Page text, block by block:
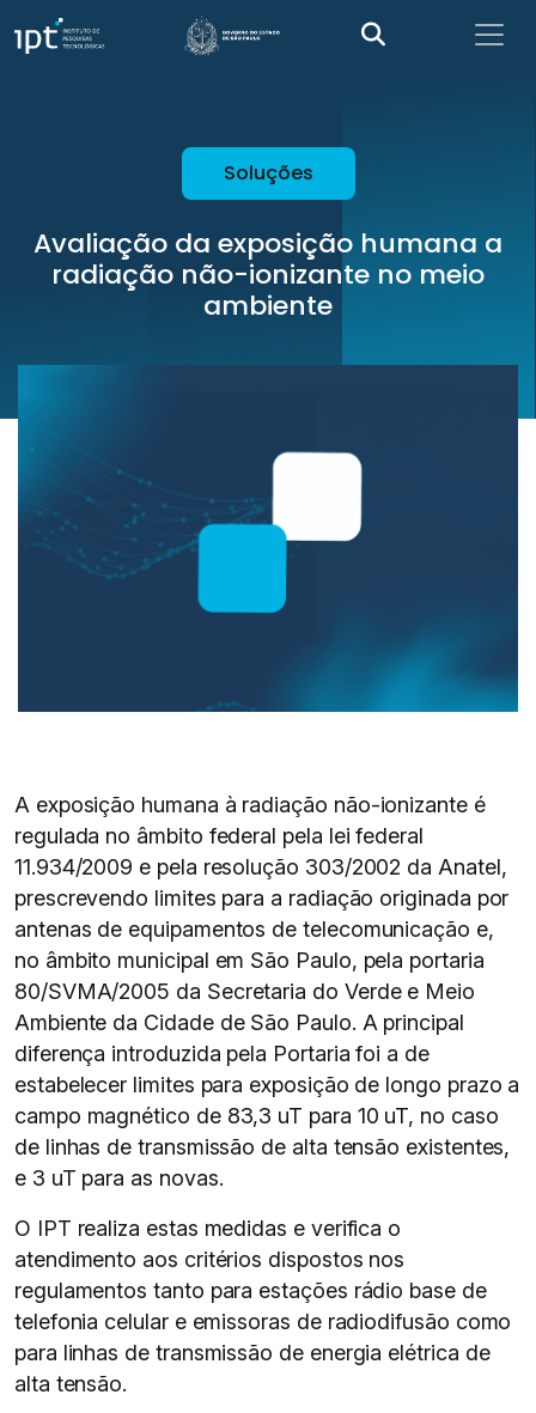
Soluções
Avaliação da exposição humana a
radiação não-ionizante no meio
ambiente
A exposição humana à radiação não-ionizante é
regulada no âmbito federal pela lei federal
11.934/2009 e pela resolução 303/2002 da Anatel,
prescrevendo limites para a radiação originada por
antenas de equipamentos de telecomunicação e,
no âmbito municipal em São Paulo, pela portaria
80/SVMA/2005 da Secretaria do Verde e Meio
Ambiente da Cidade de São Paulo. A principal
diferença introduzida pela Portaria foi a de
estabelecer limites para exposição de longo prazo a
campo magnético de 83,3 uT para 10 uT, no caso
de linhas de transmissão de alta tensão existentes,
e 3 uT para as novas.
O IPT realiza estas medidas e verifica o
atendimento aos critérios dispostos nos
regulamentos tanto para estações rádio base de
telefonia celular e emissoras de radiodifusão como
para linhas de transmissão de energia elétrica de
alta tensão.